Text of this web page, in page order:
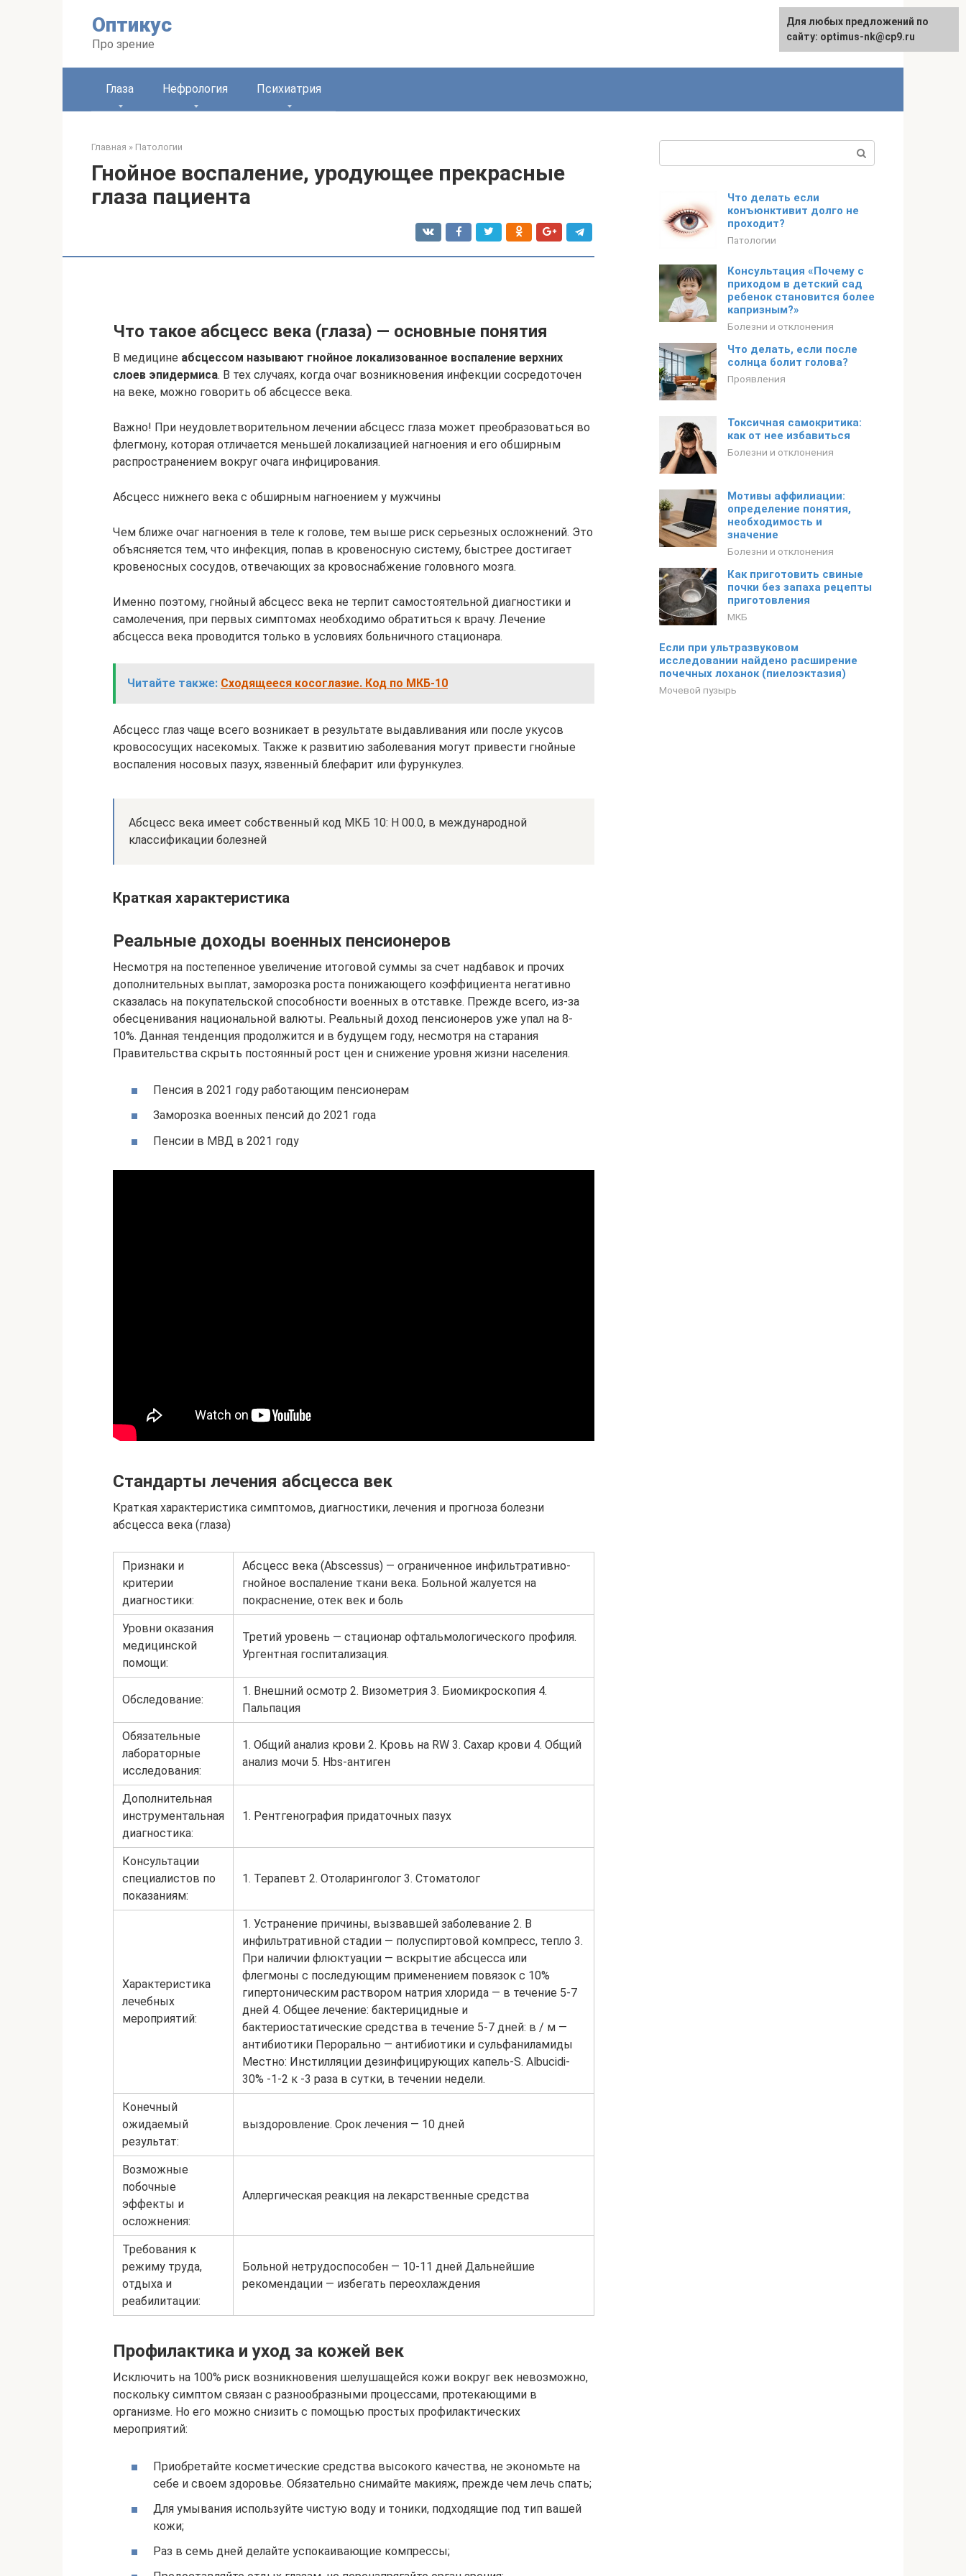
Оптикус
Про зрение
English
Глаза Нефрология Психиатрия
Главная » Патологии
Гнойное воспаление, уродующее прекрасные
глаза пациента
Что такое абсцесс века (глаза) — основные понятия
В медицине абсцессом называют гнойное локализованное воспаление верхних
слоев эпидермиса. В тех случаях, когда очаг возникновения инфекции сосредоточен
на веке, можно говорить об абсцессе века.
Важно! При неудовлетворительном лечении абсцесс глаза может преобразоваться во
флегмону, которая отличается меньшей локализацией нагноения и его обширным
распространением вокруг очага инфицирования.
Абсцесс нижнего века с обширным нагноением у мужчины
Чем ближе очаг нагноения в теле к голове, тем выше риск серьезных осложнений. Это
объясняется тем, что инфекция, попав в кровеносную систему, быстрее достигает
кровеносных сосудов, отвечающих за кровоснабжение головного мозга.
Именно поэтому, гнойный абсцесс века не терпит самостоятельной диагностики и
самолечения, при первых симптомах необходимо обратиться к врачу. Лечение
абсцесса века проводится только в условиях больничного стационара.
Читайте также: Сходящееся косоглазие. Код по МКБ-10
Абсцесс глаз чаще всего возникает в результате выдавливания или после укусов
кровососущих насекомых. Также к развитию заболевания могут привести гнойные
воспаления носовых пазух, язвенный блефарит или фурункулез.
Абсцесс века имеет собственный код МКБ 10: H 00.0, в международной
классификации болезней
Краткая характеристика
Реальные доходы военных пенсионеров
Несмотря на постепенное увеличение итоговой суммы за счет надбавок и прочих
дополнительных выплат, заморозка роста понижающего коэффициента негативно
сказалась на покупательской способности военных в отставке. Прежде всего, из-за
обесценивания национальной валюты. Реальный доход пенсионеров уже упал на 8-
10%. Данная тенденция продолжится и в будущем году, несмотря на старания
Правительства скрыть постоянный рост цен и снижение уровня жизни населения.
Пенсия в 2021 году работающим пенсионерам
Заморозка военных пенсий до 2021 года
Пенсии в МВД в 2021 году
Стандарты лечения абсцесса век
Краткая характеристика симптомов, диагностики, лечения и прогноза болезни
абсцесса века (глаза)
Признаки и
критерии
диагностики:
Абсцесс века (Abscessus) — ограниченное инфильтративно-
гнойное воспаление ткани века. Больной жалуется на
покраснение, отек век и боль
Уровни оказания
медицинской
помощи:
Третий уровень — стационар офтальмологического профиля.
Ургентная госпитализация.
Обследование:
1. Внешний осмотр 2. Визометрия 3. Биомикроскопия 4.
Пальпация
Обязательные
лабораторные
исследования:
1. Общий анализ крови 2. Кровь на RW 3. Сахар крови 4. Общий
анализ мочи 5. Hbs-антиген
Дополнительная
инструментальная
диагностика:
1. Рентгенография придаточных пазух
Консультации
специалистов по
показаниям:
1. Терапевт 2. Отоларинголог 3. Стоматолог
Характеристика
лечебных
мероприятий:
1. Устранение причины, вызвавшей заболевание 2. В
инфильтративной стадии — полуспиртовой компресс, тепло 3.
При наличии флюктуации — вскрытие абсцесса или
флегмоны с последующим применением повязок с 10%
гипертоническим раствором натрия хлорида — в течение 5-7
дней 4. Общее лечение: бактерицидные и
бактериостатические средства в течение 5-7 дней: в / м —
антибиотики Перорально — антибиотики и сульфаниламиды
Местно: Инстилляции дезинфицирующих капель-S. Albucidi-
30% -1-2 к -3 раза в сутки, в течении недели.
Конечный
ожидаемый
результат:
выздоровление. Срок лечения — 10 дней
Возможные
побочные
эффекты и
осложнения:
Аллергическая реакция на лекарственные средства
Требования к
режиму труда,
отдыха и
реабилитации:
Больной нетрудоспособен — 10-11 дней Дальнейшие
рекомендации — избегать переохлаждения
Профилактика и уход за кожей век
Исключить на 100% риск возникновения шелушащейся кожи вокруг век невозможно,
поскольку симптом связан с разнообразными процессами, протекающими в
организме. Но его можно снизить с помощью простых профилактических
мероприятий:
Приобретайте косметические средства высокого качества, не экономьте на
себе и своем здоровье. Обязательно снимайте макияж, прежде чем лечь спать;
Для умывания используйте чистую воду и тоники, подходящие под тип вашей
кожи;
Раз в семь дней делайте успокаивающие компрессы;
Что делать если
конъюнктивит долго не
проходит?
Патологии
Консультация «Почему с
приходом в детский сад
ребенок становится более
капризным?»
Болезни и отклонения
Что делать, если после
солнца болит голова?
Проявления
Токсичная самокритика:
как от нее избавиться
Болезни и отклонения
Мотивы аффилиации:
определение понятия,
необходимость и
значение
Болезни и отклонения
Как приготовить свиные
почки без запаха рецепты
приготовления
МКБ
Если при ультразвуковом
исследовании найдено расширение
почечных лоханок (пиелоэктазия)
Мочевой пузырь
Для любых предложений по
сайту: optimus-nk@cp9.ru